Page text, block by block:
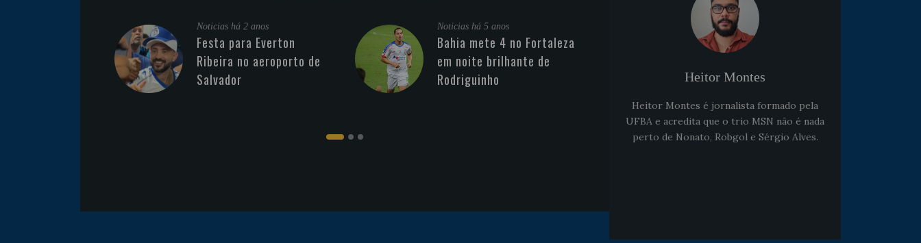
Noticias há 2 anos
Festa para Everton
Ribeira no aeroporto de
Salvador
Noticias há 5 anos
Bahia mete 4 no Fortaleza
em noite brilhante de
Rodriguinho
Noticiashá 5 anos
Goleiro Douglas Friedrich
sofrer um corte no rosto
Heitor Montes
Heitor Montes é jornalista formado pela
UFBA e acredita que o trio MSN não é nada
perto de Nonato, Robgol e Sérgio Alves.